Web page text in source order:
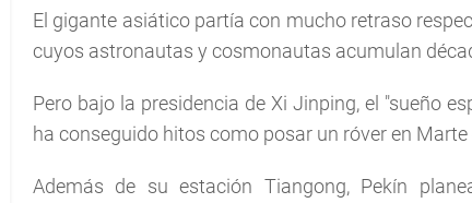
El gigante asiático partía con mucho retraso
cuyos astronautas y cosmonautas acumulan
Pero bajo la presidencia de Xi Jinping, el "sueño
ha conseguido hitos como posar un róver en
Además de su estación Tiangong, Pekín